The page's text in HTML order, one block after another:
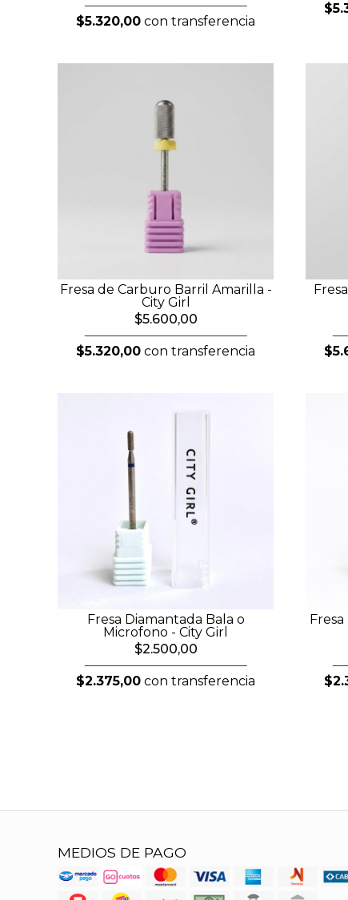
$5.320,00 con transferencia
Fresa de Carburo Barril Amarilla -
City Girl
$5.600,00
$5.320,00 con transferencia
Fresa Diamantada Bala o
Microfono - City Girl
$2.500,00
$2.375,00 con transferencia
MEDIOS DE PAGO